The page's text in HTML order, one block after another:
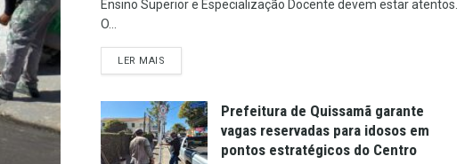
Ensino Superior e Especialização Docente devem estar atentos.
O...
LER MAIS
Prefeitura de Quissamã garante
vagas reservadas para idosos em
pontos estratégicos do Centro